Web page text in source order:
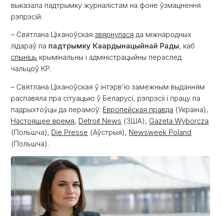
выказала падтрымку журналістам на фоне ўзмацнення
рэпрэсій.
– Святлана Ціханоўскаязвярнулася да міжнародных
лідараў па падтрымку Каардынацыйнай Рады, каб
спыніць крымінальны і адміністрацыйны пераслед
чальцоў КР.
– Святлана Ціханоўская ў інтэрв’ю замежным выданням
распавяла пра сітуацыю ў Беларусі, рэпрэсіі і працу па
падрыхтоўцы да перамоў: Европейская правда (Украіна),
Настоящее время, Detroit News (ЗША), Gazeta Wyborcza
(Польшча), Die Presse (Аўстрыя), Newsweek Poland
(Польшча).